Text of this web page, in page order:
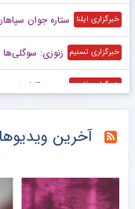
خبرگزاری ایلنا ستاره جوان
خبرگزاری تسنیم زنوزی: سوگلی‌ها وارد بورس
خبرگزاری فارس صعود قابل توجه
خبرگزاری دانشجو آخرین رتبه
آخرین ویدیوها